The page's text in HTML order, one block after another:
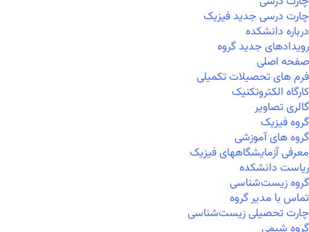
چارت درسی جدید فیزیک
درباره دانشکده
رویدادهای جدید گروه
صفحه اصلی
فرم های تحصیلات تکمیلی
کارگاه الکتروتکنیک
گالری تصاویر
گروه فیزیک
گروه های آموزشی
معرفی آزمایشگاههای فیزیک
ریاست دانشکده
گروه زیست‌شناسی
تماس با مدیر گروه
چارت تحصیلی زیست‌شناسی